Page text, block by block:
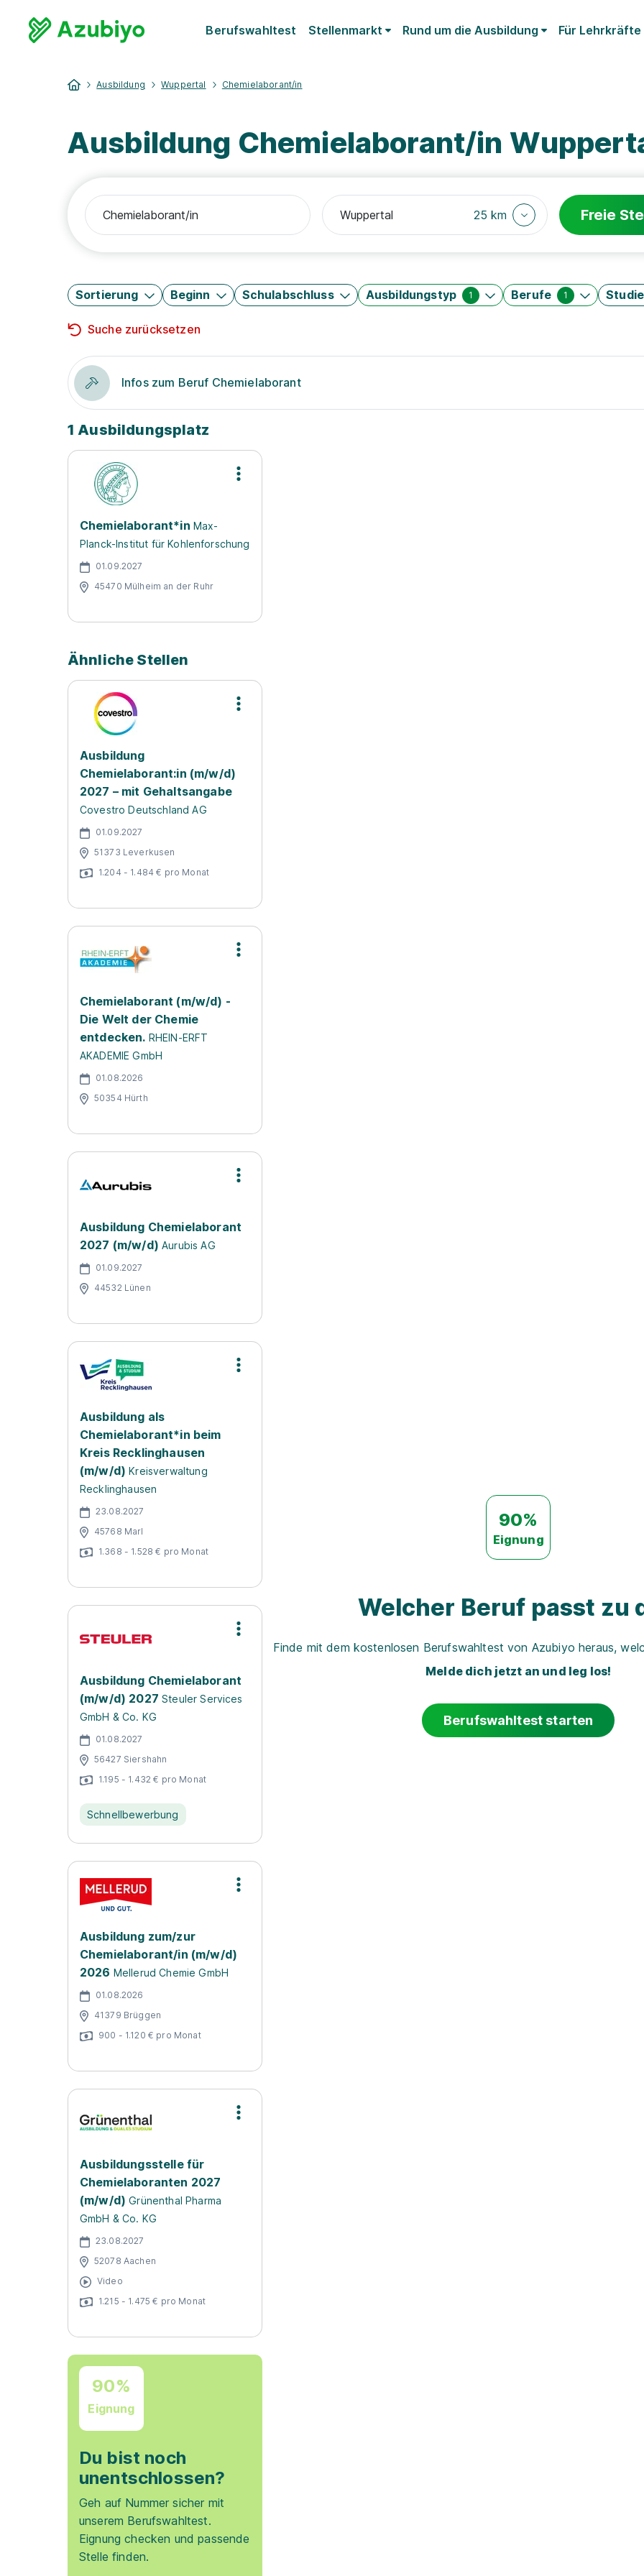
Berufswahltest Stellenmarkt Rund um die Ausbildung Für Lehrkräfte
Ausbildung Wuppertal Chemielaborant/in
Ausbildung Chemielaborant/in
25 km Freie
Sortierung Beginn Schulabschluss Ausbildungstyp 1 Berufe 1
Suche zurücksetzen
Infos zum Beruf Chemielaborant
1 Ausbildungsplatz
Chemielaborant*in Max-
Planck-Institut für Kohlenforschung
01.09.2027
45470 Mülheim an der Ruhr
Ähnliche Stellen
Ausbildung
Chemielaborant:in (m/w/d)
2027 – mit Gehaltsangabe
Covestro Deutschland AG
01.09.2027
51373 Leverkusen
1.204 - 1.484 € pro Monat
Chemielaborant (m/w/d) -
Die Welt der Chemie
entdecken. RHEIN-ERFT
AKADEMIE GmbH
01.08.2026
50354 Hürth
Ausbildung Chemielaborant
2027 (m/w/d) Aurubis AG
01.09.2027
44532 Lünen
Ausbildung als
Chemielaborant*in beim
Kreis Recklinghausen
(m/w/d) Kreisverwaltung
Recklinghausen
23.08.2027
45768 Marl
1.368 - 1.528 € pro Monat
Ausbildung Chemielaborant
(m/w/d) 2027 Steuler Services
GmbH & Co. KG
01.08.2027
56427 Siershahn
1.195 - 1.432 € pro Monat
Schnellbewerbung
Ausbildung zum/zur
Chemielaborant/in (m/w/d)
2026 Mellerud Chemie GmbH
01.08.2026
41379 Brüggen
900 - 1.120 € pro Monat
Ausbildungsstelle für
Chemielaboranten 2027
(m/w/d) Grünenthal Pharma
GmbH & Co. KG
23.08.2027
52078 Aachen
Video
1.215 - 1.475 € pro Monat
90%
Eignung
Du bist noch
unentschlossen?
Geh auf Nummer sicher mit
unserem Berufswahltest.
Eignung checken und passende
Stelle finden.
90%
Eignung
Welcher Beruf passt zu
Finde mit dem kostenlosen Berufswahltest von Azubiyo heraus,
Melde dich jetzt an und leg los!
Berufswahltest starten